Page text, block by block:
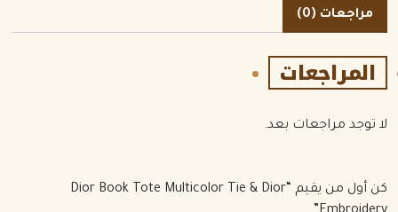
مراجعات (0)
المراجعات
لا توجد مراجعات بعد.
كن أول من يقيم “Dior Book Tote Multicolor Tie & Dior